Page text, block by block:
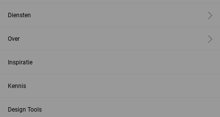
Diensten
Over
Inspiratie
Kennis
Design Tools